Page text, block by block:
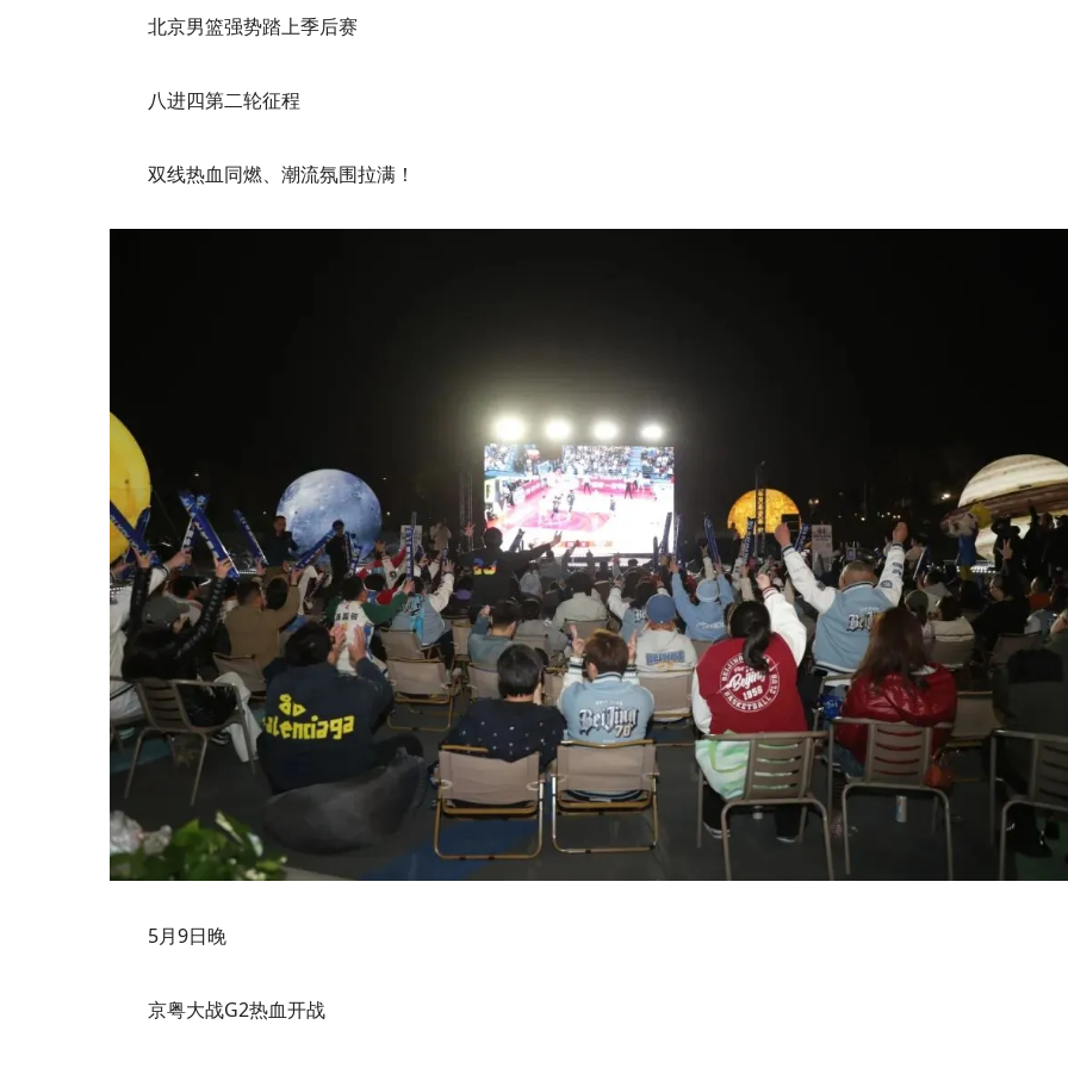
北京男篮强势踏上季后赛
八进四第二轮征程
双线热血同燃、潮流氛围拉满！
5月9日晚
京粤大战G2热血开战